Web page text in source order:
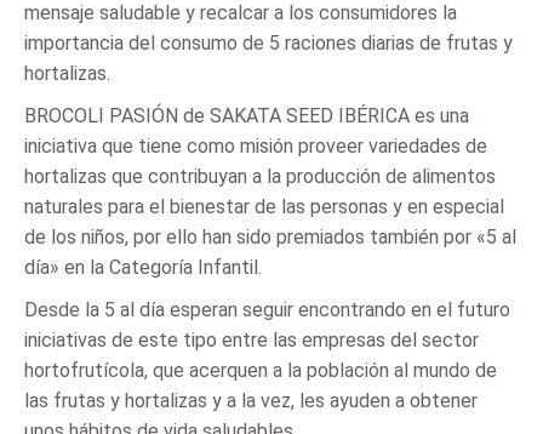
mensaje saludable y recalcar a los consumidores la
importancia del consumo de 5 raciones diarias de frutas y
hortalizas.
BROCOLI PASIÓN de SAKATA SEED IBÉRICA es una
iniciativa que tiene como misión proveer variedades de
hortalizas que contribuyan a la producción de alimentos
naturales para el bienestar de las personas y en especial
de los niños, por ello han sido premiados también por «5 al
día» en la Categoría Infantil.
Desde la 5 al día esperan seguir encontrando en el futuro
iniciativas de este tipo entre las empresas del sector
hortofrutícola, que acerquen a la población al mundo de
las frutas y hortalizas y a la vez, les ayuden a obtener